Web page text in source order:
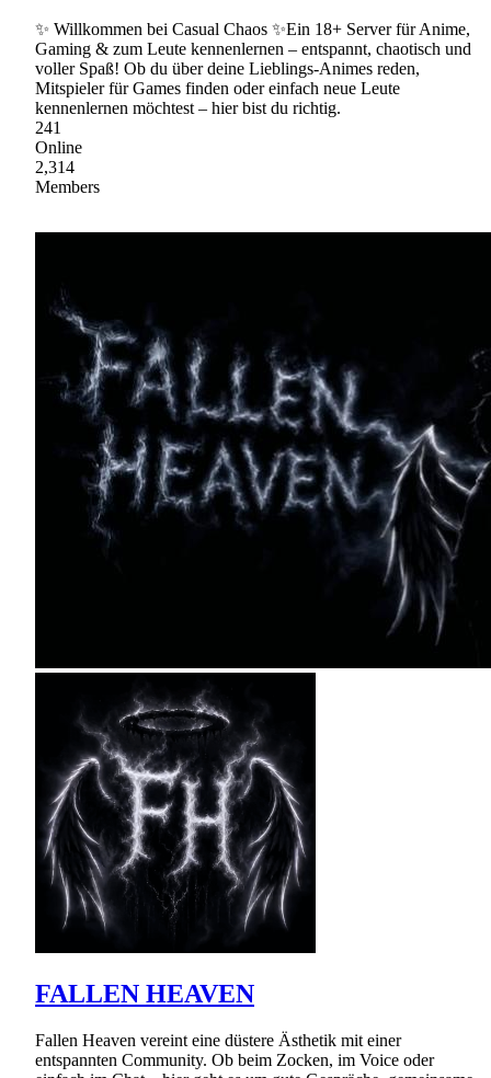
✨ Willkommen bei Casual Chaos ✨Ein 18+ Server für Anime,
Gaming & zum Leute kennenlernen – entspannt, chaotisch und
voller Spaß! Ob du über deine Lieblings-Animes reden,
Mitspieler für Games finden oder einfach neue Leute
kennenlernen möchtest – hier bist du richtig.
241
Online
2,314
Members
FALLEN HEAVEN
Fallen Heaven vereint eine düstere Ästhetik mit einer
entspannten Community. Ob beim Zocken, im Voice oder